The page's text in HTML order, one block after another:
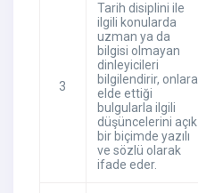
3
Tarih disiplini ile
ilgili konularda
uzman ya da
bilgisi olmayan
dinleyicileri
bilgilendirir, onlara
elde ettiği
bulgularla ilgili
düşüncelerini açık
bir biçimde yazılı
ve sözlü olarak
ifade eder.